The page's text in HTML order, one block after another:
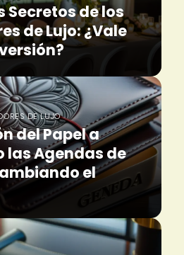
Secretos de los
de Lujo: ¿Vale
DE LUJO
del Papel a
las Agendas de
el